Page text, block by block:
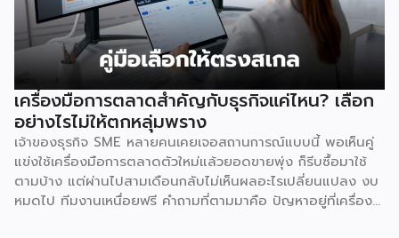
โครงสร้างร้านตามมาตรฐาน พร้อมคู่มือการปฏิบัติงานที่ชัดเจน
อีกทั้งยังมีทีมงานคอยช่วยสอนงานทั้งภาคทฤษฎีและปฏิบัติก่อน
เปิดร้านจริง ทำให้ผู้ซื้อแฟรนไชส์สามารถควบคุมคุณภาพของ
สินค้าและบริการให้เป็นไปตามมาตรฐานได้อย่างง่ายดาย เหตุผล
ประการต่อมาคือ แบรนด์มีชื่อเสียงและมีฐานลูกค้าที่แข็งแกร่งอยู่
แล้ว การซื้อแฟรนไชส์ทำให้ผู้ลงทุนได้ครอบครองแบรนด์ที่เป็นที่
รู้จักในตลาด ส่งผลให้มีกลุ่มลูกค้าพร้อมอุดหนุนตั้งแต่วันแรกที่
เปิดทำการ นอกจากนี้ เจ้าของแบรนด์ยังทำการตลาด
ประชาสัมพันธ์ และสร้างการรับรู้แบรนด์อย่างต่อเนื่อง ซึ่งช่วยให้
ผู้ลงทุนประหยัดงบประมาณด้านการตลาดและสร้างความเชื่อมั่น
ให้กับผู้บริโภคได้อย่างรวดเร็ว ประการที่สามคือ การมีที่ปรึกษา
เครื่องมือการตลาดสำคัญกับธุรกิจแค่ไหน? เลือก
อย่างไรไม่ให้ตกหลุ่มพราง
เจ้าของธุรกิจ SME หลายคนเคยเจอสถานการณ์แบบนี้ พอเห็นคู่
แข่งใช้เครื่องมือการตลาดตัวใหม่แล้วยอดขายพุ่ง ก็รีบซื้อมาใช้
ตามบ้าง แต่ผ่านไปสามเดือนกลับไม่เห็นผลอะไรเปลี่ยนแปลง งบ
หมดไป ทีมงานเหนื่อยฟรี คำถามที่ตามมาคือ ปัญหาอยู่ที่เครื่อง